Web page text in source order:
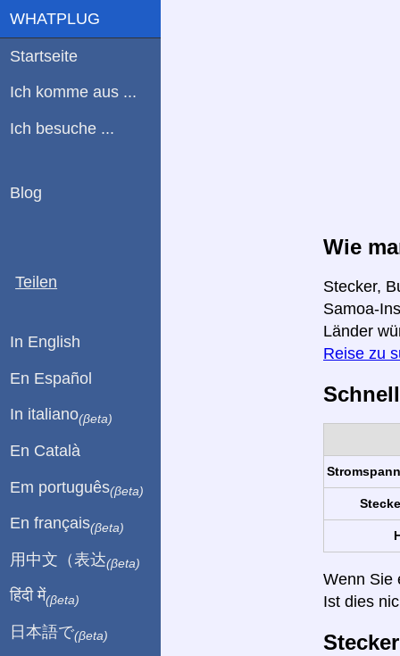
Wie
Stecker,
Samoa-
Länder
Reise zu
Wenn Sie
Ist dies
WHATPLUG
Startseite
Ich komme aus ...
Ich besuche ...
Blog
Teilen
In English
En Español
In italiano(βeta)
En Català
Em português(βeta)
En français(βeta)
用中文（表达(βeta)
हिंदी में(βeta)
日本語で(βeta)